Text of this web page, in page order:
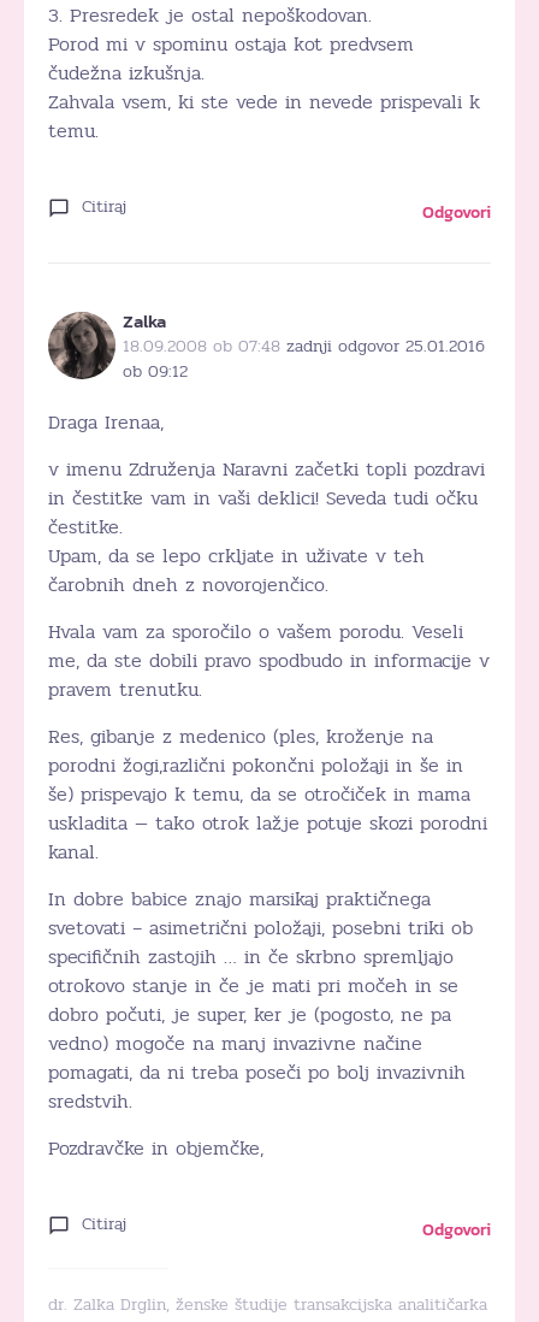
3. Presredek je ostal nepoškodovan.
Porod mi v spominu ostaja kot predvsem
čudežna izkušnja.
Zahvala vsem, ki ste vede in nevede prispevali k
temu.
Citiraj Odgovori
Zalka
18.09.2008 ob 07:48 zadnji odgovor 25.01.2016
ob 09:12
Draga Irenaa,
v imenu Združenja Naravni začetki topli pozdravi
in čestitke vam in vaši deklici! Seveda tudi očku
čestitke.
Upam, da se lepo crkljate in uživate v teh
čarobnih dneh z novorojenčico.
Hvala vam za sporočilo o vašem porodu. Veseli
me, da ste dobili pravo spodbudo in informacije v
pravem trenutku.
Res, gibanje z medenico (ples, kroženje na
porodni žogi,različni pokončni položaji in še in
še) prispevajo k temu, da se otročiček in mama
uskladita — tako otrok lažje potuje skozi porodni
kanal.
In dobre babice znajo marsikaj praktičnega
svetovati – asimetrični položaji, posebni triki ob
specifičnih zastojih … in če skrbno spremljajo
otrokovo stanje in če je mati pri močeh in se
dobro počuti, je super, ker je (pogosto, ne pa
vedno) mogoče na manj invazivne načine
pomagati, da ni treba poseči po bolj invazivnih
sredstvih.
Pozdravčke in objemčke,
Citiraj Odgovori
dr. Zalka Drglin, ženske študije transakcijska analitičarka